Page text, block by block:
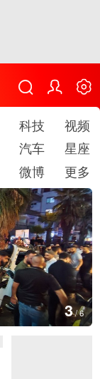
科技
视频
汽车
星座
微博 更多
3/6